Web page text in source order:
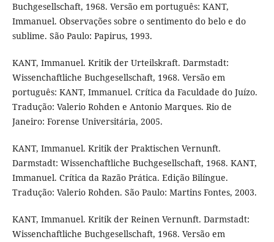
Buchgesellschaft, 1968. Versão em português: KANT,
Immanuel. Observações sobre o sentimento do belo e do
sublime. São Paulo: Papirus, 1993.
KANT, Immanuel. Kritik der Urteilskraft. Darmstadt:
Wissenchaftliche Buchgesellschaft, 1968. Versão em
português: KANT, Immanuel. Crítica da Faculdade do Juízo.
Tradução: Valerio Rohden e Antonio Marques. Rio de
Janeiro: Forense Universitária, 2005.
KANT, Immanuel. Kritik der Praktischen Vernunft.
Darmstadt: Wissenchaftliche Buchgesellschaft, 1968. KANT,
Immanuel. Crítica da Razão Prática. Edição Bilíngue.
Tradução: Valerio Rohden. São Paulo: Martins Fontes, 2003.
KANT, Immanuel. Kritik der Reinen Vernunft. Darmstadt:
Wissenchaftliche Buchgesellschaft, 1968. Versão em